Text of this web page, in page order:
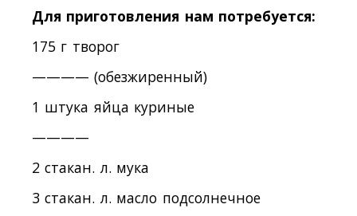
Для приготовления нам потребуется:
175 г творог
———— (обезжиренный)
1 штука яйца куриные
————
2 стакан. л. мука
3 стакан. л. масло подсолнечное